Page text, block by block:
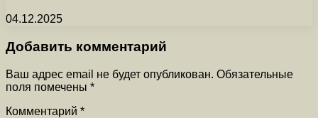
04.12.2025
Добавить комментарий
Ваш адрес email не будет опубликован. Обязательные
поля помечены *
Комментарий *